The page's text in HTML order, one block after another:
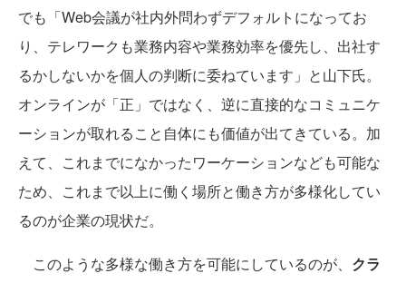
でも「Web会議が社内外問わずデフォルトになってお
り、テレワークも業務内容や業務効率を優先し、出社す
るかしないかを個人の判断に委ねています」と山下氏。
オンラインが「正」ではなく、逆に直接的なコミュニケ
ーションが取れること自体にも価値が出てきている。加
えて、これまでになかったワーケーションなども可能な
ため、これまで以上に働く場所と働き方が多様化してい
るのが企業の現状だ。
このような多様な働き方を可能にしているのが、 クラ